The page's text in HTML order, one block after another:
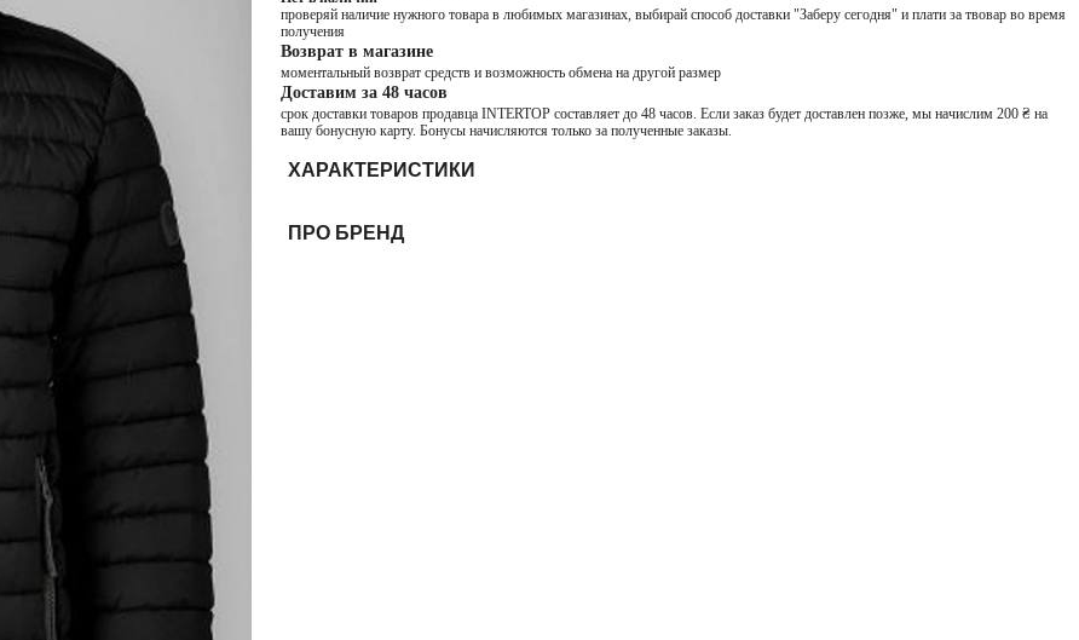
проверяй наличие нужного товара в любимых магазинах, выбирай способ доставки "Заберу сегодня" и плати за твовар во время
получения
Возврат в магазине
моментальный возврат средств и возможность обмена на другой размер
Доставим за 48 часов
срок доставки товаров продавца INTERTOP составляет до 48 часов. Если заказ будет доставлен позже, мы начислим 200 ₴ на
вашу бонусную карту. Бонусы начисляются только за полученные заказы.
ХАРАКТЕРИСТИКИ
ПРО БРЕНД